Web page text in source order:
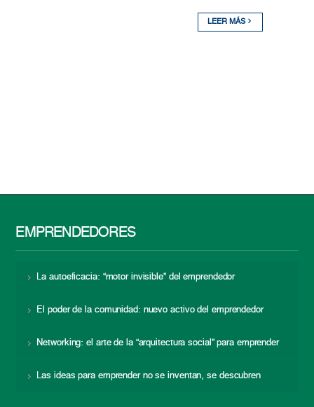
LEER MÁS
EMPRENDEDORES
La autoeficacia: “motor invisible” del emprendedor
El poder de la comunidad: nuevo activo del emprendedor
Networking: el arte de la “arquitectura social” para emprender
Las ideas para emprender no se inventan, se descubren